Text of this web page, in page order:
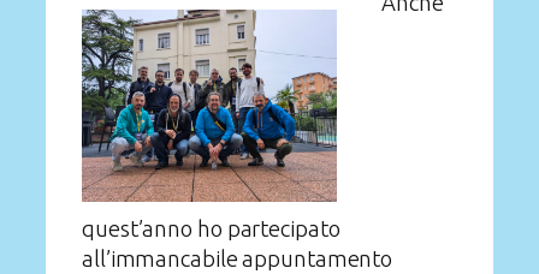
quest’anno ho partecipato
all’immancabile appuntamento